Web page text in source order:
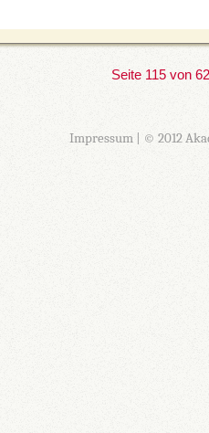
Seite 115 von
Impressum| © 2012